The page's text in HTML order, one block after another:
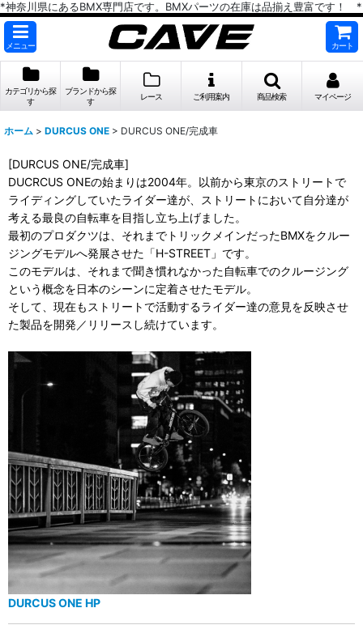
*神奈川県にあるBMX専門店です。BMXパーツの在庫は品揃え豊富です！ *
メニュー カート
カテゴリから探
す
ブランドから探
す
レース ご利用案内 商品検索 マイページ
ホーム > DURCUS ONE > DURCUS ONE/完成車
[DURCUS ONE/完成車]
DUCRCUS ONEの始まりは2004年。以前から東京のストリートで
ライディングしていたライダー達が、ストリートにおいて自分達が
考える最良の自転車を目指し立ち上げました。
最初のプロダクツは、それまでトリックメインだったBMXをクルー
ジングモデルへ発展させた「H-STREET」です。
このモデルは、それまで聞き慣れなかった自転車でのクルージング
という概念を日本のシーンに定着させたモデル。
そして、現在もストリートで活動するライダー達の意見を反映させ
た製品を開発／リリースし続けています。
DURCUS ONE HP